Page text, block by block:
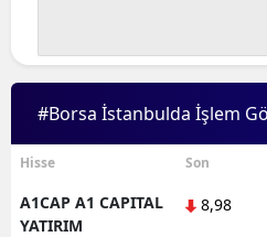
#Borsa İstanbulda İşlem
Hisse Son
A1CAP A1 CAPITAL
YATIRIM
8,98